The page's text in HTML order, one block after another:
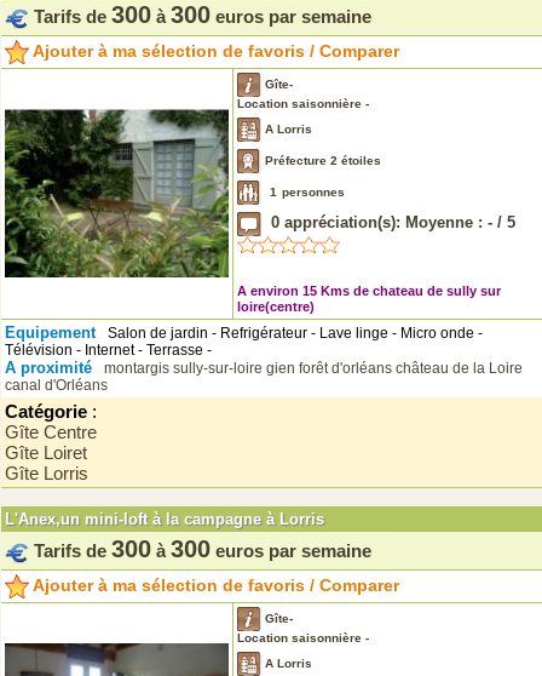
Tarifs de 300 à 300 euros par semaine
Ajouter à ma sélection de favoris / Comparer
Gîte-
Location saisonnière -
A Lorris
Préfecture 2 étoiles
1 personnes
0 appréciation(s): Moyenne : - / 5
A environ 15 Kms de chateau de sully sur
loire(centre)
Equipement
Salon de jardin - Refrigérateur - Lave linge - Micro onde -
Télévision - Internet - Terrasse -
A proximité montargis sully-sur-loire gien forêt d'orléans château de la Loire
canal d'Orléans
Catégorie :
Gîte Centre
Gîte Loiret
Gîte Lorris
L'Anex,un mini-loft à la campagne à Lorris
Tarifs de 300 à 300 euros par semaine
Ajouter à ma sélection de favoris / Comparer
Gîte-
Location saisonnière -
A Lorris